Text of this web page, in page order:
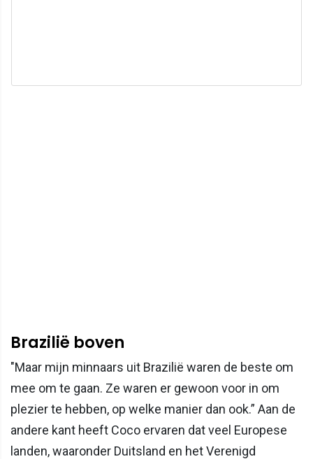
Brazilië boven
"Maar mijn minnaars uit Brazilië waren de beste om
mee om te gaan. Ze waren er gewoon voor in om
plezier te hebben, op welke manier dan ook.” Aan de
andere kant heeft Coco ervaren dat veel Europese
landen, waaronder Duitsland en het Verenigd